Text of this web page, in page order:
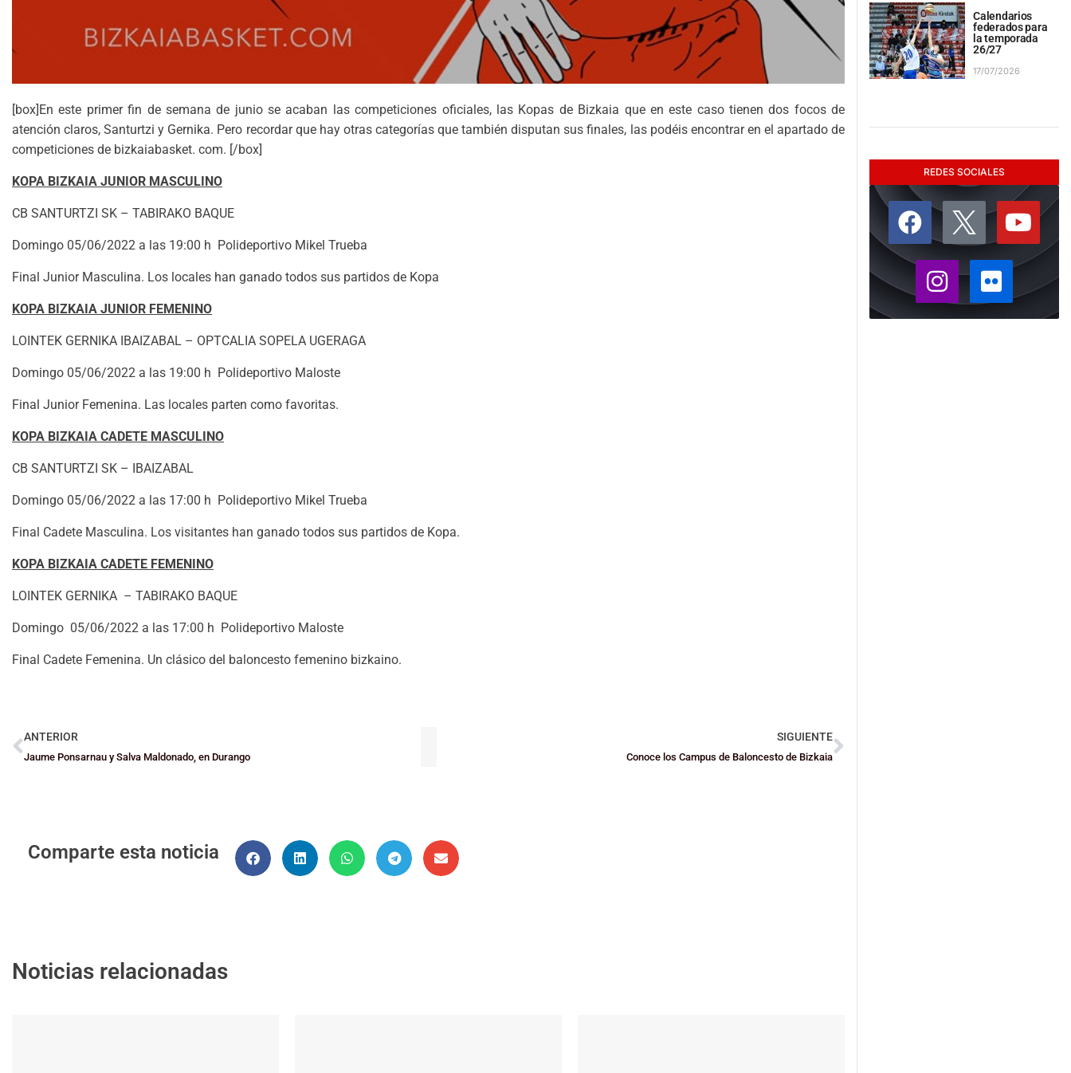
[box]En este primer fin de semana de junio se acaban las competiciones oficiales, las Kopas de Bizkaia que en este caso tienen dos focos de
atención claros, Santurtzi y Gernika. Pero recordar que hay otras categorías que también disputan sus finales, las podéis encontrar en el apartado de
competiciones de bizkaiabasket. com. [/box]
KOPA BIZKAIA JUNIOR MASCULINO
CB SANTURTZI SK – TABIRAKO BAQUE
Domingo 05/06/2022 a las 19:00 h Polideportivo Mikel Trueba
Final Junior Masculina. Los locales han ganado todos sus partidos de Kopa
KOPA BIZKAIA JUNIOR FEMENINO
LOINTEK GERNIKA IBAIZABAL – OPTCALIA SOPELA UGERAGA
Domingo 05/06/2022 a las 19:00 h Polideportivo Maloste
Final Junior Femenina. Las locales parten como favoritas.
KOPA BIZKAIA CADETE MASCULINO
CB SANTURTZI SK – IBAIZABAL
Domingo 05/06/2022 a las 17:00 h Polideportivo Mikel Trueba
Final Cadete Masculina. Los visitantes han ganado todos sus partidos de Kopa.
KOPA BIZKAIA CADETE FEMENINO
LOINTEK GERNIKA – TABIRAKO BAQUE
Domingo 05/06/2022 a las 17:00 h Polideportivo Maloste
Final Cadete Femenina. Un clásico del baloncesto femenino bizkaino.
ANTERIOR
Jaume Ponsarnau y Salva Maldonado, en Durango
SIGUIENTE
Conoce los Campus de Baloncesto de Bizkaia
Comparte esta noticia
Noticias relacionadas
Calendarios
federados para
la temporada
26/27
17/07/2026
REDES SOCIALES